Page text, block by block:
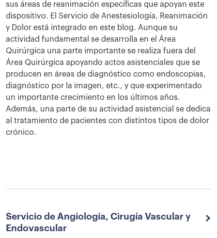
sus áreas de reanimación específicas que apoyan este
dispositivo. El Servicio de Anestesiología, Reanimación
y Dolor está integrado en este blog. Aunque su
actividad fundamental se desarrolla en el Área
Quirúrgica una parte importante se realiza fuera del
Área Quirúrgica apoyando actos asistenciales que se
producen en áreas de diagnóstico como endoscopias,
diagnóstico por la imagen, etc., y que experimentado
un importante crecimiento en los últimos años.
Además, una parte de su actividad asistencial se dedica
al tratamiento de pacientes con distintos tipos de dolor
crónico.
Servicio de Angiología, Cirugía Vascular y
Endovascular